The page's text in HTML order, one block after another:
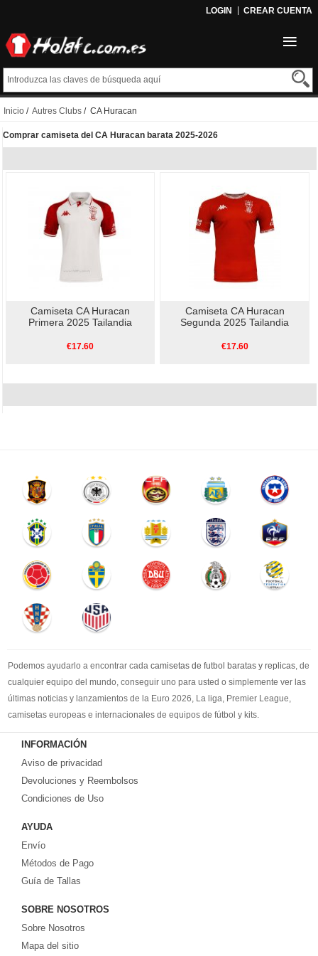
LOGIN CREAR CUENTA
Inicio / Autres Clubs / CA Huracan
Comprar camiseta del CA Huracan barata 2025-2026
Camiseta CA Huracan
Primera 2025 Tailandia
€17.60
Camiseta CA Huracan
Segunda 2025 Tailandia
€17.60
Podemos ayudarlo a encontrar cada camisetas de futbol baratas y replicas , de
cualquier equipo del mundo, conseguir uno para usted o simplemente ver las
últimas noticias y lanzamientos de la Euro 2026, La liga, Premier League,
camisetas europeas e internacionales de equipos de fútbol y kits.
Comprecamisetas de futbol baratasen la tienda deportiva más grande de
Europa. ¡Grandes ofertas en todas las camisetas del club de fútbol, ​​kits
europeos e internacionales, todo a los precios más bajos!
Compre nuestra gran selección de
equipaciones, camisetas y un portero a partir de €17.6. Diseños de fútbol
INFORMACIÓN
Aviso de privacidad
Devoluciones y Reembolsos
Condiciones de Uso
AYUDA
Envío
Métodos de Pago
Guía de Tallas
SOBRE NOSOTROS
Sobre Nosotros
Mapa del sitio